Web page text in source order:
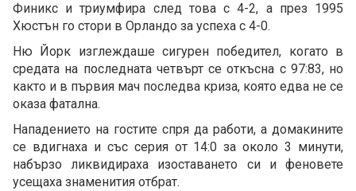
Финикс и триумфира след това с 4-2, а през 1995
Хюстън го стори в Орландо за успеха с 4-0.
Ню Йорк изглеждаше сигурен победител, когато в
средата на последната четвърт се откъсна с 97:83, но
както и в първия мач последва криза, която едва не се
оказа фатална.
Нападението на гостите спря да работи, а домакините
се вдигнаха и със серия от 14:0 за около 3 минути,
набързо ликвидираха изоставането си и феновете
усещаха знаменития отбрат.